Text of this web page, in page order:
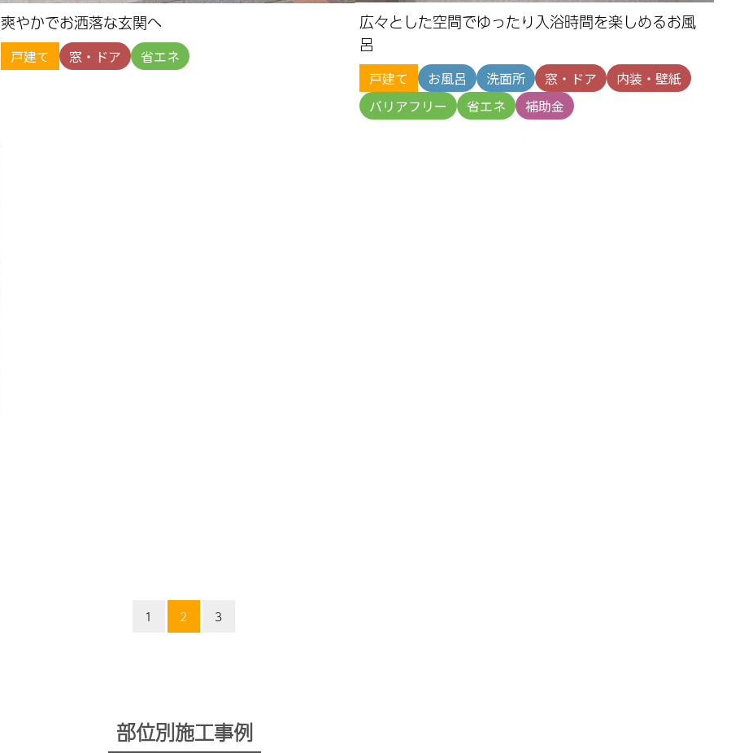
爽やかでお洒落な玄関へ
戸建て 窓・ドア 省エネ
広々とした空間でゆったり入浴時間を楽しめるお風
呂
戸建て お風呂 洗面所 窓・ドア
内装・壁紙
バリアフリー
省エネ 補助金
1 2 3
部位別施工事例